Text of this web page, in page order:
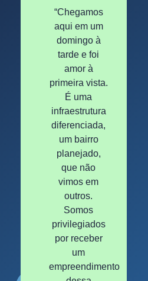
“Chegamos
aqui em um
domingo à
tarde e foi
amor à
primeira vista.
É uma
infraestrutura
diferenciada,
um bairro
planejado,
que não
vimos em
outros.
Somos
privilegiados
por receber
um
empreendimento